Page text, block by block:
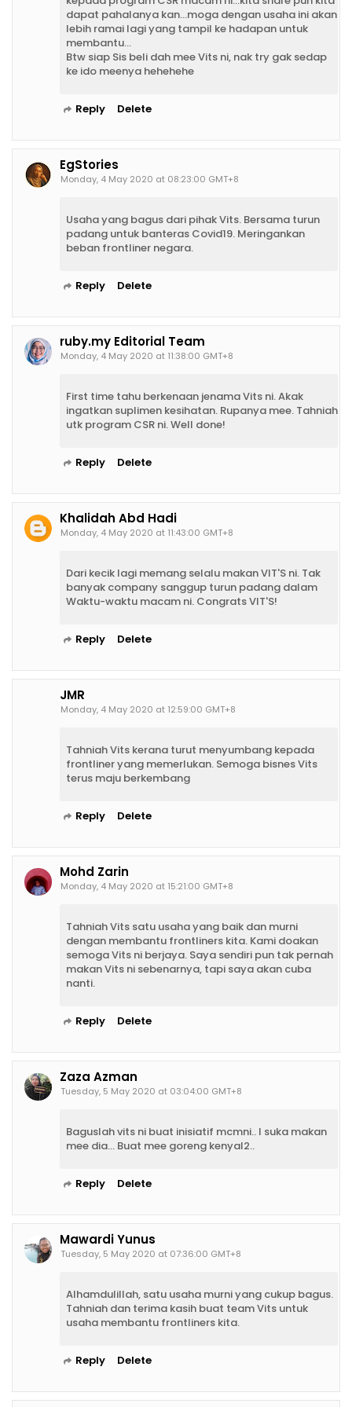
dapat pahalanya kan...moga dengan usaha ini akan
lebih ramai lagi yang tampil ke hadapan untuk
membantu...
Btw siap Sis beli dah mee Vits ni, nak try gak sedap
ke ido meenya hehehehe
Reply Delete
EgStories
Monday, 4 May 2020 at 08:23:00 GMT+8
Usaha yang bagus dari pihak Vits. Bersama turun
padang untuk banteras Covid19. Meringankan
beban frontliner negara.
Reply Delete
ruby.my Editorial Team
Monday, 4 May 2020 at 11:38:00 GMT+8
First time tahu berkenaan jenama Vits ni. Akak
ingatkan suplimen kesihatan. Rupanya mee. Tahniah
utk program CSR ni. Well done!
Reply Delete
Khalidah Abd Hadi
Monday, 4 May 2020 at 11:43:00 GMT+8
Dari kecik lagi memang selalu makan VIT'S ni. Tak
banyak company sanggup turun padang dalam
Waktu-waktu macam ni. Congrats VIT'S!
Reply Delete
JMR
Monday, 4 May 2020 at 12:59:00 GMT+8
Tahniah Vits kerana turut menyumbang kepada
frontliner yang memerlukan. Semoga bisnes Vits
terus maju berkembang
Reply Delete
Mohd Zarin
Monday, 4 May 2020 at 15:21:00 GMT+8
Tahniah Vits satu usaha yang baik dan murni
dengan membantu frontliners kita. Kami doakan
semoga Vits ni berjaya. Saya sendiri pun tak pernah
makan Vits ni sebenarnya, tapi saya akan cuba
nanti.
Reply Delete
Zaza Azman
Tuesday, 5 May 2020 at 03:04:00 GMT+8
Baguslah vits ni buat inisiatif mcmni.. I suka makan
mee dia... Buat mee goreng kenyal2..
Reply Delete
Mawardi Yunus
Tuesday, 5 May 2020 at 07:36:00 GMT+8
Alhamdulillah, satu usaha murni yang cukup bagus.
Tahniah dan terima kasih buat team Vits untuk
usaha membantu frontliners kita.
Reply Delete